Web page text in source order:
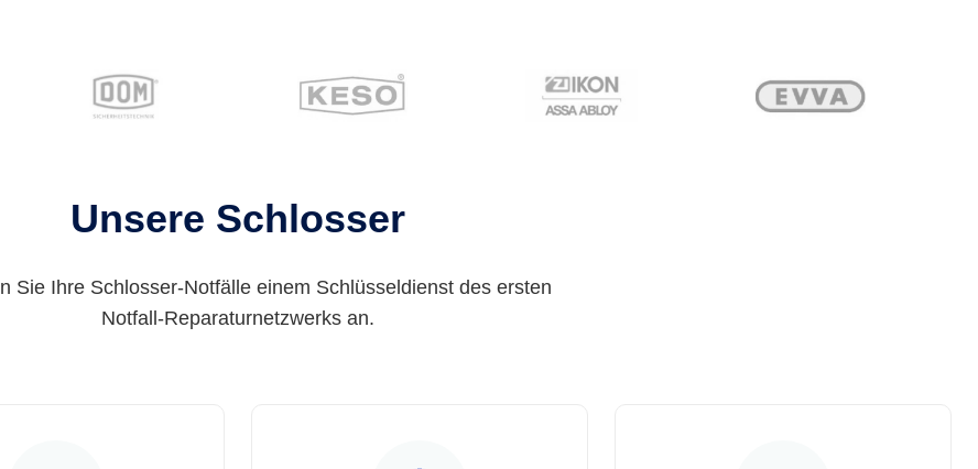
Unsere Schlosser
Sie Ihre Schlosser-Notfälle einem Schlüsseldienst des ersten
Notfall-Reparaturnetzwerks an.